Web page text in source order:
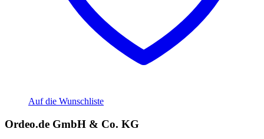
Auf die Wunschliste
Ordeo.de GmbH & Co. KG